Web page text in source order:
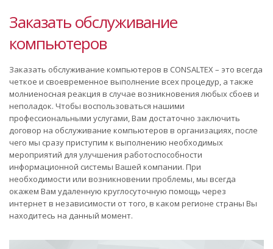
Заказать обслуживание
компьютеров
Заказать обслуживание компьютеров в CONSALTEX – это всегда
четкое и своевременное выполнение всех процедур, а также
молниеносная реакция в случае возникновения любых сбоев и
неполадок. Чтобы воспользоваться нашими
профессиональными услугами, Вам достаточно заключить
договор на обслуживание компьютеров в организациях, после
чего мы сразу приступим к выполнению необходимых
мероприятий для улучшения работоспособности
информационной системы Вашей компании. При
необходимости или возникновении проблемы, мы всегда
окажем Вам удаленную круглосуточную помощь через
интернет в независимости от того, в каком регионе страны Вы
находитесь на данный момент.